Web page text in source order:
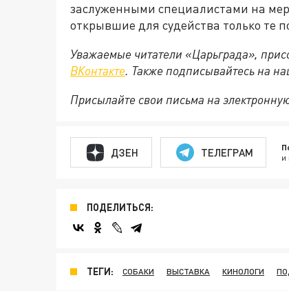
заслуженными специалистами на
открывшие для судейства только те
Уважаемые читатели «Царьграда»,
ВКонтакте. Также подписывайтесь на
Присылайте свои письма на
ДЗЕН ТЕЛЕГРАМ и
ПОДЕЛИТЬСЯ:
ТЕГИ: СОБАКИ ВЫСТАВКА КИНОЛОГИ